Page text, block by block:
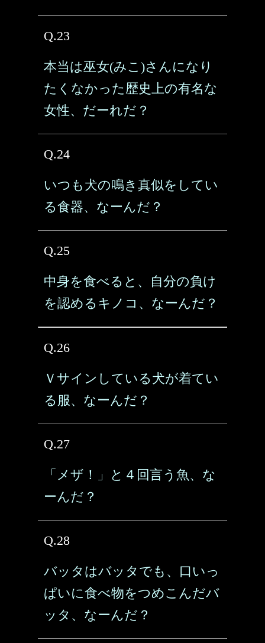
Q.23
本当は巫女(みこ)さんになり
たくなかった歴史上の有名な
女性、だーれだ？
Q.24
いつも犬の鳴き真似をしてい
る食器、なーんだ？
Q.25
中身を食べると、自分の負け
を認めるキノコ、なーんだ？
Q.26
Ｖサインしている犬が着てい
る服、なーんだ？
Q.27
「メザ！」と４回言う魚、な
ーんだ？
Q.28
バッタはバッタでも、口いっ
ぱいに食べ物をつめこんだバ
ッタ、なーんだ？